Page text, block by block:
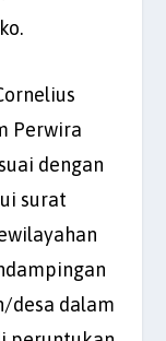
Perwira
dengan
surat
desa dalam